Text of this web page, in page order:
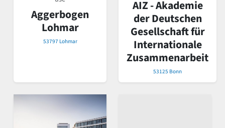
Aggerbogen
Lohmar
53797 Lohmar
AIZ - Akademie
der Deutschen
Gesellschaft für
Internationale
Zusammenarbeit
53125 Bonn